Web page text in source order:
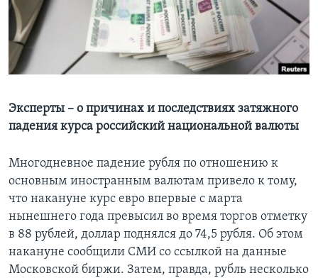
Learning English
СОЦИАЛЬНЫЕ СЕТИ
Языки
Эксперты – о причинах и последствиях затяжного
падения курса российский национальной валюты
Многодневное падение рубля по отношению к
основным иностранным валютам привело к тому,
что накануне курс евро впервые с марта
нынешнего года превысил во время торгов отметку
в 88 рублей, доллар поднялся до 74,5 рубля. Об этом
накануне сообщили СМИ со ссылкой на данные
Московской биржи. Затем, правда, рубль несколько